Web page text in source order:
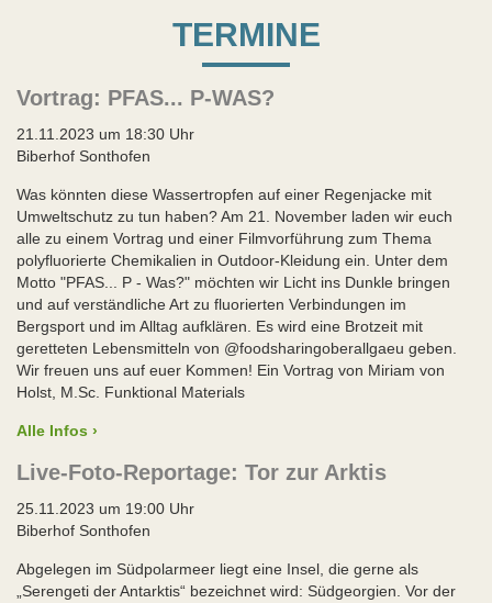
TERMINE
Vortrag: PFAS... P-WAS?
21.11.2023 um 18:30 Uhr
Biberhof Sonthofen
Was könnten diese Wassertropfen auf einer Regenjacke mit
Umweltschutz zu tun haben? Am 21. November laden wir euch
alle zu einem Vortrag und einer Filmvorführung zum Thema
polyfluorierte Chemikalien in Outdoor-Kleidung ein. Unter dem
Motto "PFAS... P - Was?" möchten wir Licht ins Dunkle bringen
und auf verständliche Art zu fluorierten Verbindungen im
Bergsport und im Alltag aufklären. Es wird eine Brotzeit mit
geretteten Lebensmitteln von @foodsharingoberallgaeu geben.
Wir freuen uns auf euer Kommen! Ein Vortrag von Miriam von
Holst, M.Sc. Funktional Materials
Alle Infos ›
Live-Foto-Reportage: Tor zur Arktis
25.11.2023 um 19:00 Uhr
Biberhof Sonthofen
Abgelegen im Südpolarmeer liegt eine Insel, die gerne als
„Serengeti der Antarktis“ bezeichnet wird: Südgeorgien. Vor der